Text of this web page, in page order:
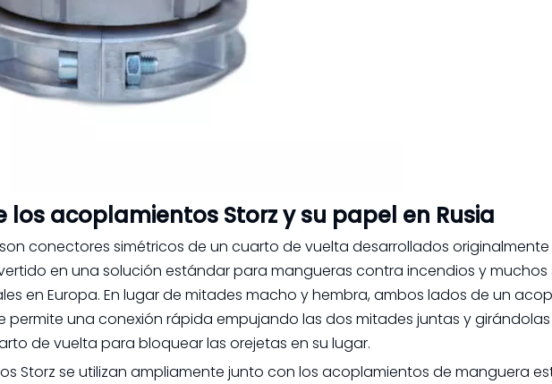
los acoplamientos Storz y su papel en Rusia
conectores simétricos de un cuarto de vuelta desarrollados
en una solución estándar para mangueras contra incendios y muchos
en Europa. En lugar de mitades macho y hembra, ambos lados de un
permite una conexión rápida empujando las dos mitades juntas y girándolas
de vuelta para bloquear las orejetas en su lugar.
Storz se utilizan ampliamente junto con los acoplamientos de manguera